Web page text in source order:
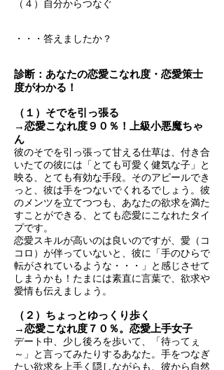
（４）自分からつなぐ
・・・答えましたか？
診断：あなたの恋愛こなれ度・恋愛策士
度がわかる！
（１）そでを引っ張る
→恋愛こなれ度９０％！上級小悪魔ちゃ
ん
彼のそでを引っ張って甘える仕草は、付き合
いたての彼には「とても可愛く健気な子」と
映る、とても有効な手段。そのアピールでき
っと、彼は手をつないでくれるでしょう。彼
のメンツを立てつつも、あなたの欲求を満た
すことができる、とても恋愛にこなれたタイ
プです。
恋愛スキルが高いのは良いのですが、愛（コ
コロ）が伴っていないと、彼に「手のひらで
転がされているような・・・」と感じさせて
しまうかも！たまには素直に言葉で、欲求や
愛情も伝えましょう。
（２）ちょっとゆっくり歩く
→恋愛こなれ度７０％。恋愛上手女子
デート中、少し後ろを歩いて、「待ってぇ
～」と言ってみたりするあなた。手をつなぎ
たい欲求を上手く隠しながらも、彼から自然